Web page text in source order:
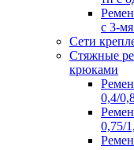
с 3-
Сети
Стяжные
крюками
0,4/
0,75/